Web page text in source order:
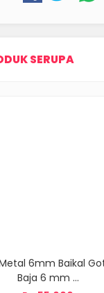
SERUPA
Gas CO2
Jet 12g